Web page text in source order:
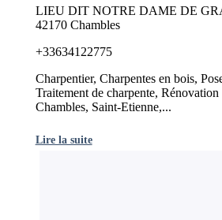
LIEU DIT NOTRE DAME DE
42170 Chambles
+33634122775
Charpentier, Charpentes en bois,
Traitement de charpente, Rénovation
Chambles, Saint-Etienne,...
Lire la suite